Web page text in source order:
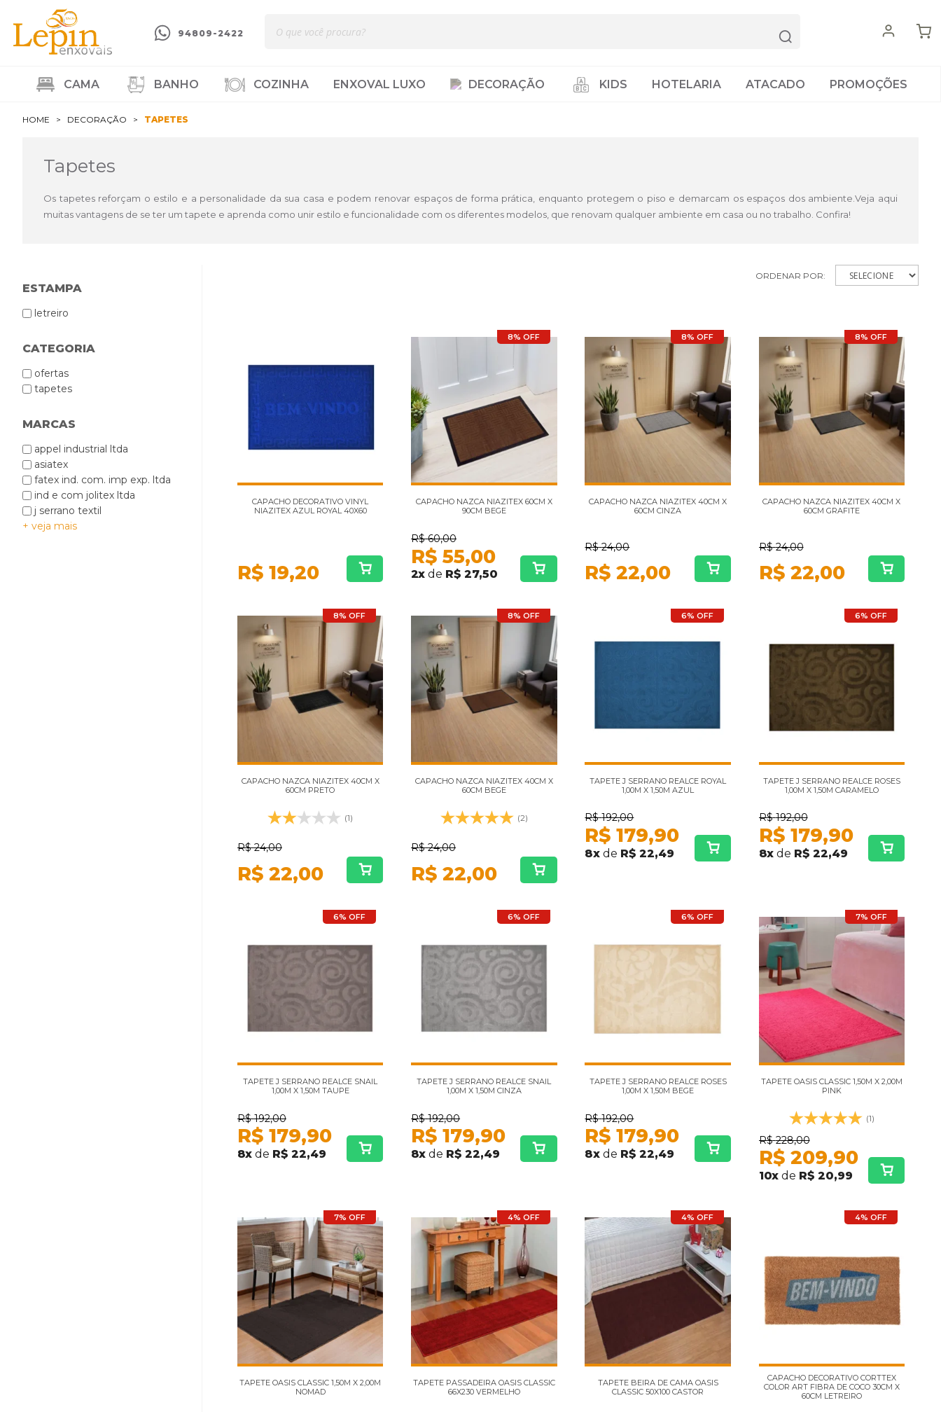
94809-2422
CAMA BANHO COZINHA ENXOVAL LUXO DECORAÇÃO KIDS HOTELARIA ATACADO PROMOÇÕES
HOME DECORAÇÃO TAPETES
Tapetes
Os tapetes reforçam o estilo e a personalidade da sua casa e podem renovar espaços de forma prática, enquanto protegem o piso e demarcam os espaços dos ambiente.Veja aqui
muitas vantagens de se ter um tapete e aprenda como unir estilo e funcionalidade com os diferentes modelos, que renovam qualquer ambiente em casa ou no trabalho. Confira!
ESTAMPA
letreiro
CATEGORIA
ofertas
tapetes
MARCAS
appel industrial ltda
asiatex
fatex ind. com. imp exp. ltda
ind e com jolitex ltda
j serrano textil
+ veja mais
ORDENAR POR:
CAPACHO DECORATIVO VINYL
NIAZITEX AZUL ROYAL 40X60
R$ 19,20
8% OFF
CAPACHO NAZCA NIAZITEX 60CM X
90CM BEGE
R$ 60,00
R$ 55,00
2x de R$ 27,50
8% OFF
CAPACHO NAZCA NIAZITEX 40CM X
60CM CINZA
R$ 24,00
R$ 22,00
8% OFF
CAPACHO NAZCA NIAZITEX 40CM X
60CM GRAFITE
R$ 24,00
R$ 22,00
8% OFF
CAPACHO NAZCA NIAZITEX 40CM X
60CM PRETO
(1)
R$ 24,00
R$ 22,00
8% OFF
CAPACHO NAZCA NIAZITEX 40CM X
60CM BEGE
(2)
R$ 24,00
R$ 22,00
6% OFF
TAPETE J SERRANO REALCE ROYAL
1,00M X 1,50M AZUL
R$ 192,00
R$ 179,90
8x de R$ 22,49
6% OFF
TAPETE J SERRANO REALCE ROSES
1,00M X 1,50M CARAMELO
R$ 192,00
R$ 179,90
8x de R$ 22,49
6% OFF
TAPETE J SERRANO REALCE SNAIL
1,00M X 1,50M TAUPE
R$ 192,00
R$ 179,90
8x de R$ 22,49
6% OFF
TAPETE J SERRANO REALCE SNAIL
1,00M X 1,50M CINZA
R$ 192,00
R$ 179,90
8x de R$ 22,49
6% OFF
TAPETE J SERRANO REALCE ROSES
1,00M X 1,50M BEGE
R$ 192,00
R$ 179,90
8x de R$ 22,49
7% OFF
TAPETE OASIS CLASSIC 1,50M X 2,00M
PINK
(1)
R$ 228,00
R$ 209,90
10x de R$ 20,99
7% OFF
TAPETE OASIS CLASSIC 1,50M X 2,00M
NOMAD
4% OFF
TAPETE PASSADEIRA OASIS CLASSIC
66X230 VERMELHO
4% OFF
TAPETE BEIRA DE CAMA OASIS
CLASSIC 50X100 CASTOR
4% OFF
CAPACHO DECORATIVO CORTTEX
COLOR ART FIBRA DE COCO 30CM X
60CM LETREIRO